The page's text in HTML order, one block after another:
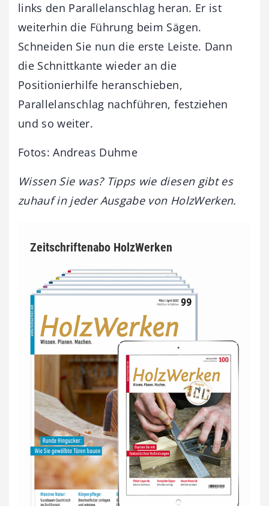
links den Parallelanschlag heran. Er ist
weiterhin die Führung beim Sägen.
Schneiden Sie nun die erste Leiste. Dann
die Schnittkante wieder an die
Positionierhilfe heranschieben,
Parallelanschlag nachführen, festziehen
und so weiter.
Fotos: Andreas Duhme
Wissen Sie was? Tipps wie diesen gibt es
zuhauf in jeder Ausgabe von HolzWerken.
Zeitschriftenabo HolzWerken